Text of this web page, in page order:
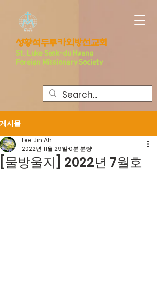
​성황석두루카외방선교회
St. Luke Seo k-du Hwang
Foreign Missionary Society
게시물
[물방울지] 2022년 7월호
Lee Jin Ah
2022년 11월 29일0분 분량